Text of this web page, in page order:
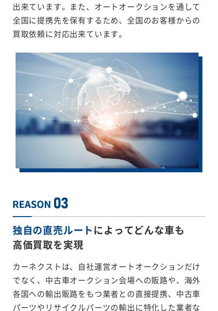
出来ています。また、オートオークションを通して
全国に提携先を保有するため、全国のお客様からの
買取依頼に対応出来ています。
独自の直売ルートによってどんな車も
高価買取を実現
カーネクストは、自社運営オートオークションだけ
でなく、中古車オークション会場への販路や、海外
各国への輸出販路をもつ業者との直接提携、中古車
パーツやリサイクルパーツの輸出に特化した業者な